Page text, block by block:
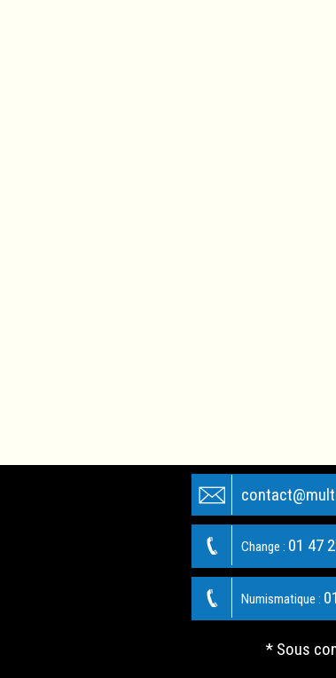
Change : 01 47
Numismatique :
* Sous